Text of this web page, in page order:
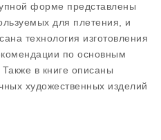
форме представлены
для плетения, и
технология изготовления
по основным
в книге описаны
художественных изделий